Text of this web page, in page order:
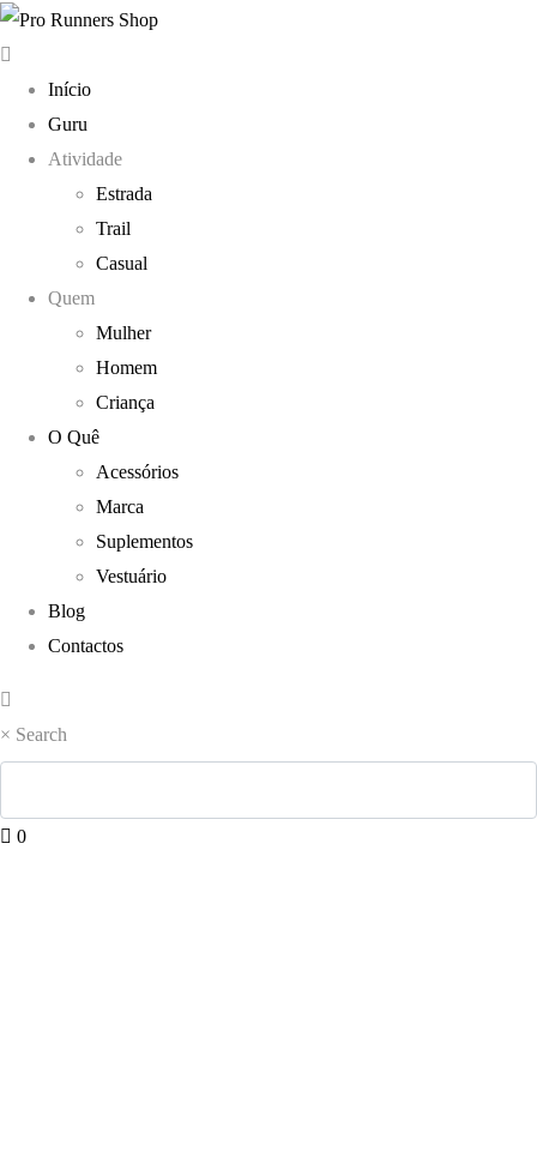
Início
Guru
Atividade
Estrada
Trail
Casual
Quem
Mulher
Homem
Criança
O Quê
Acessórios
Marca
Suplementos
Vestuário
Blog
Contactos
× Search
0